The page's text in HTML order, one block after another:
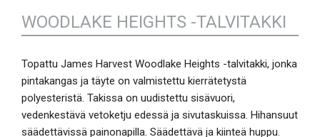
WOODLAKE HEIGHTS -TALVITAKKI
Topattu James Harvest Woodlake Heights -talvitakki, jonka
pintakangas ja täyte on valmistettu kierrätetystä
polyesteristä. Takissa on uudistettu sisävuori,
vedenkestävä vetoketju edessä ja sivutaskuissa. Hihansuut
säädettävissä painonapilla. Säädettävä ja kiinteä huppu.